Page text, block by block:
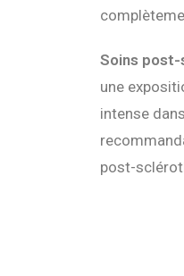
Soins
une
intense
post-